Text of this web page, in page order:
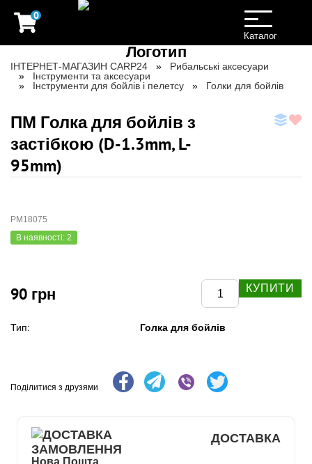
0
Toggle
navigation
Каталог
ІНТЕРНЕТ-МАГАЗИН CARP24
Рибальські аксесуари
Інструменти та аксесуари
Інструменти для бойлів і пелетсу
Голки для бойлів
ПМ Голка для бойлів з
застібкою (D-1.3mm, L-
95mm)
PM18075
В наявності: 2
90 грн КУПИТИ
Тип: Голка для бойлів
Поділитися з друзями
ДОСТАВКА
Нова Пошта